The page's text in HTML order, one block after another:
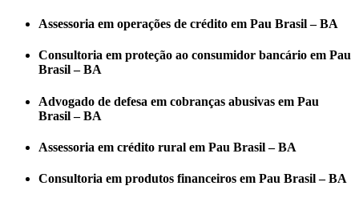
Assessoria em operações de crédito em Pau Brasil – BA
Consultoria em proteção ao consumidor bancário em Pau
Brasil – BA
Advogado de defesa em cobranças abusivas em Pau
Brasil – BA
Assessoria em crédito rural em Pau Brasil – BA
Consultoria em produtos financeiros em Pau Brasil – BA